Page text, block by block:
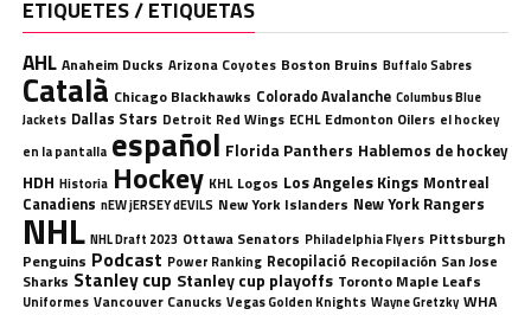
ETIQUETES / ETIQUETAS
AHL Anaheim Ducks Arizona Coyotes Boston Bruins Buffalo Sabres
Català Chicago Blackhawks Colorado Avalanche Columbus Blue
Jackets Dallas Stars Detroit Red Wings ECHL Edmonton Oilers el hockey
en la pantalla español Florida Panthers Hablemos de hockey
HDH Historia Hockey KHL Logos Los Angeles Kings Montreal
Canadiens nEW jERSEY dEVILS New York Islanders New York Rangers
NHL NHL Draft 2023 Ottawa Senators Philadelphia Flyers Pittsburgh
Penguins Podcast Power Ranking Recopilació Recopilación San Jose
Sharks Stanley cup Stanley cup playoffs Toronto Maple Leafs
Uniformes Vancouver Canucks Vegas Golden Knights Wayne Gretzky WHA